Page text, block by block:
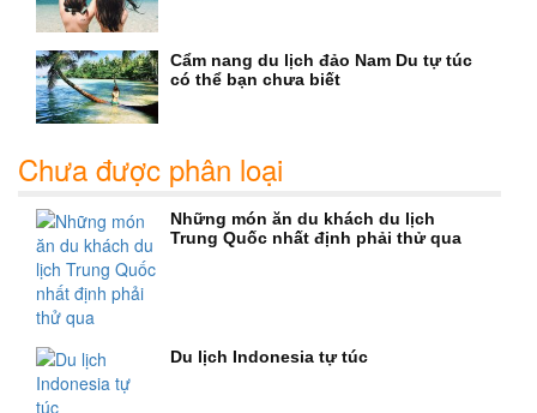
Cẩm nang du lịch đảo Nam Du tự túc
có thể bạn chưa biết
Chưa được phân loại
Những món ăn du khách du lịch
Trung Quốc nhất định phải thử qua
Du lịch Indonesia tự túc